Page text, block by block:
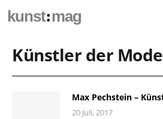
kunst:mag
Künstler der
Max Pechstein –
20 Juli, 2017